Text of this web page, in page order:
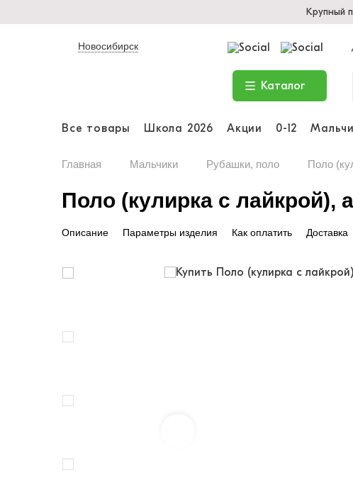
Крупный
Новосибирск
Каталог
Все товары Школа 2026 Акции 0-12
Главная Мальчики Рубашки, поло Поло
Поло (кулирка с лайкрой),
Описание Параметры изделия Как оплатить Доставка